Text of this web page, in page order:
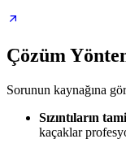
Çözüm
Sorunun kaynağına
Sızıntıların
kaçaklar